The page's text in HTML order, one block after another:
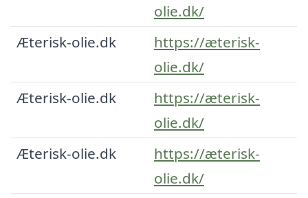
olie.dk/
Æterisk-olie.dk
https://æterisk-
olie.dk/
Æterisk-olie.dk
https://æterisk-
olie.dk/
Æterisk-olie.dk
https://æterisk-
olie.dk/